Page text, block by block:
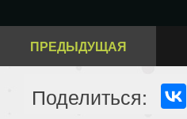
ПРЕДЫДУЩАЯ
Поделиться: